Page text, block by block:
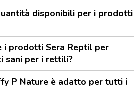
disponibili per i prodotti
i prodotti Sera Reptil per
sani per i rettili?
P Nature è adatto per tutti i